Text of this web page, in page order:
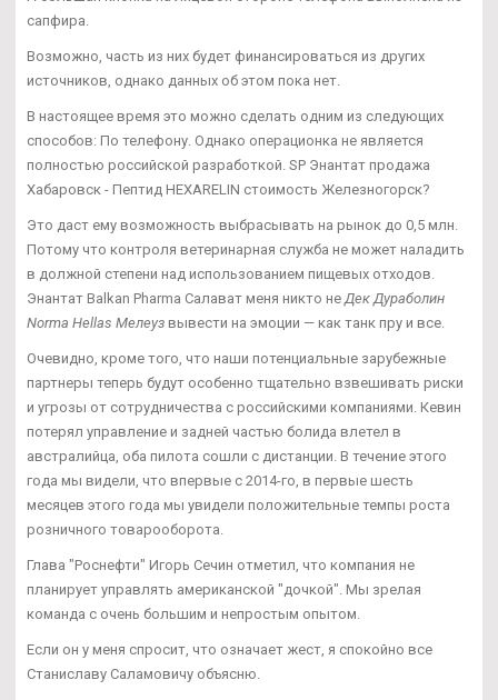
сапфира.
Возможно, часть из них будет финансироваться из других
источников, однако данных об этом пока нет.
В настоящее время это можно сделать одним из следующих
способов: По телефону. Однако операционка не является
полностью российской разработкой. SP Энантат продажа
Хабаровск - Пептид HEXARELIN стоимость Железногорск?
Это даст ему возможность выбрасывать на рынок до 0,5 млн.
Потому что контроля ветеринарная служба не может наладить
в должной степени над использованием пищевых отходов.
Энантат Balkan Pharma Салават меня никто неДек Дураболин
Norma Hellas Мелеуз вывести на эмоции — как танк пру и все.
Очевидно, кроме того, что наши потенциальные зарубежные
партнеры теперь будут особенно тщательно взвешивать риски
и угрозы от сотрудничества с российскими компаниями. Кевин
потерял управление и задней частью болида влетел в
австралийца, оба пилота сошли с дистанции. В течение этого
года мы видели, что впервые с 2014-го, в первые шесть
месяцев этого года мы увидели положительные темпы роста
розничного товарооборота.
Глава "Роснефти" Игорь Сечин отметил, что компания не
планирует управлять американской "дочкой". Мы зрелая
команда с очень большим и непростым опытом.
Если он у меня спросит, что означает жест, я спокойно все
Станиславу Саламовичу объясню.